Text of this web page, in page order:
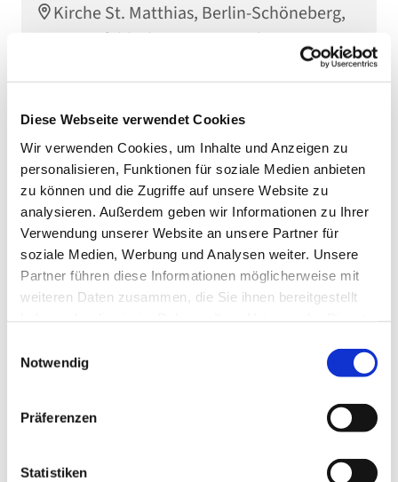
Diese Webseite verwendet Cookies
Wir verwenden Cookies, um Inhalte und Anzeigen zu
personalisieren, Funktionen für soziale Medien anbieten
zu können und die Zugriffe auf unsere Website zu
analysieren. Außerdem geben wir Informationen zu Ihrer
Verwendung unserer Website an unsere Partner für
soziale Medien, Werbung und Analysen weiter. Unsere
Partner führen diese Informationen möglicherweise mit
weiteren Daten zusammen, die Sie ihnen bereitgestellt
Notwendig
Präferenzen
Statistiken
Kirche St. Matthias, Berlin-Schöneberg,
Winterfeldtplatz, 10781 Berlin